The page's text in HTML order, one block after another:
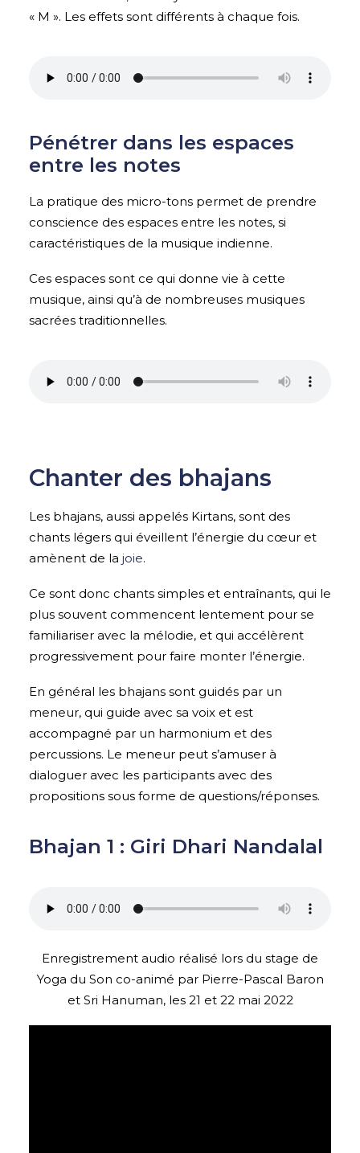
« M ». Les effets sont différents à chaque fois.
Pénétrer dans les espaces
entre les notes
La pratique des micro-tons permet de prendre
conscience des espaces entre les notes, si
caractéristiques de la musique indienne.
Ces espaces sont ce qui donne vie à cette
musique, ainsi qu’à de nombreuses musiques
sacrées traditionnelles.
Chanter des bhajans
Les bhajans, aussi appelés Kirtans, sont des
chants légers qui éveillent l’énergie du cœur et
amènent de la joie.
Ce sont donc chants simples et entraînants, qui le
plus souvent commencent lentement pour se
familiariser avec la mélodie, et qui accélèrent
progressivement pour faire monter l’énergie.
En général les bhajans sont guidés par un
meneur, qui guide avec sa voix et est
accompagné par un harmonium et des
percussions. Le meneur peut s’amuser à
dialoguer avec les participants avec des
propositions sous forme de questions/réponses.
Bhajan 1 : Giri Dhari Nandalal
Enregistrement audio réalisé lors du stage de
Yoga du Son co-animé par Pierre-Pascal Baron
et Sri Hanuman, les 21 et 22 mai 2022